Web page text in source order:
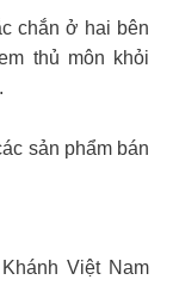
chắn ở hai bên
thủ môn khỏi
sản phẩm bán
Việt Nam